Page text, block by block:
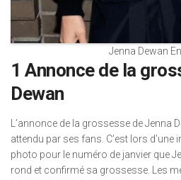
Jenna Dewan
1 Annonce de la
Dewan
L’annonce de la grossesse de Jenna
attendu par ses fans. C’est lors d’une
photo pour le numéro de janvier que
rond et confirmé sa grossesse. Les